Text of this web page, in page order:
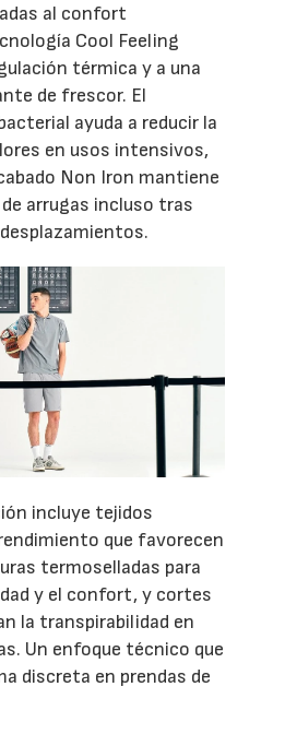
al confort
Cool Feeling
térmica y a una
de frescor. El
ayuda a reducir la
en usos intensivos,
Non Iron mantiene
arrugas incluso tras
incluye tejidos
que favorecen
termoselladas para
y el confort, y cortes
la transpirabilidad en
Un enfoque técnico que
discreta en prendas de